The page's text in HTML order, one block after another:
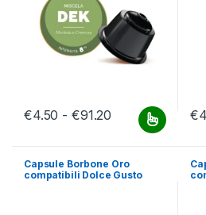
€4.50 - €91.20 Fascia di
Questo prodotto ha più varianti.
€
Capsule Borbone Oro
compatibili Dolce Gusto